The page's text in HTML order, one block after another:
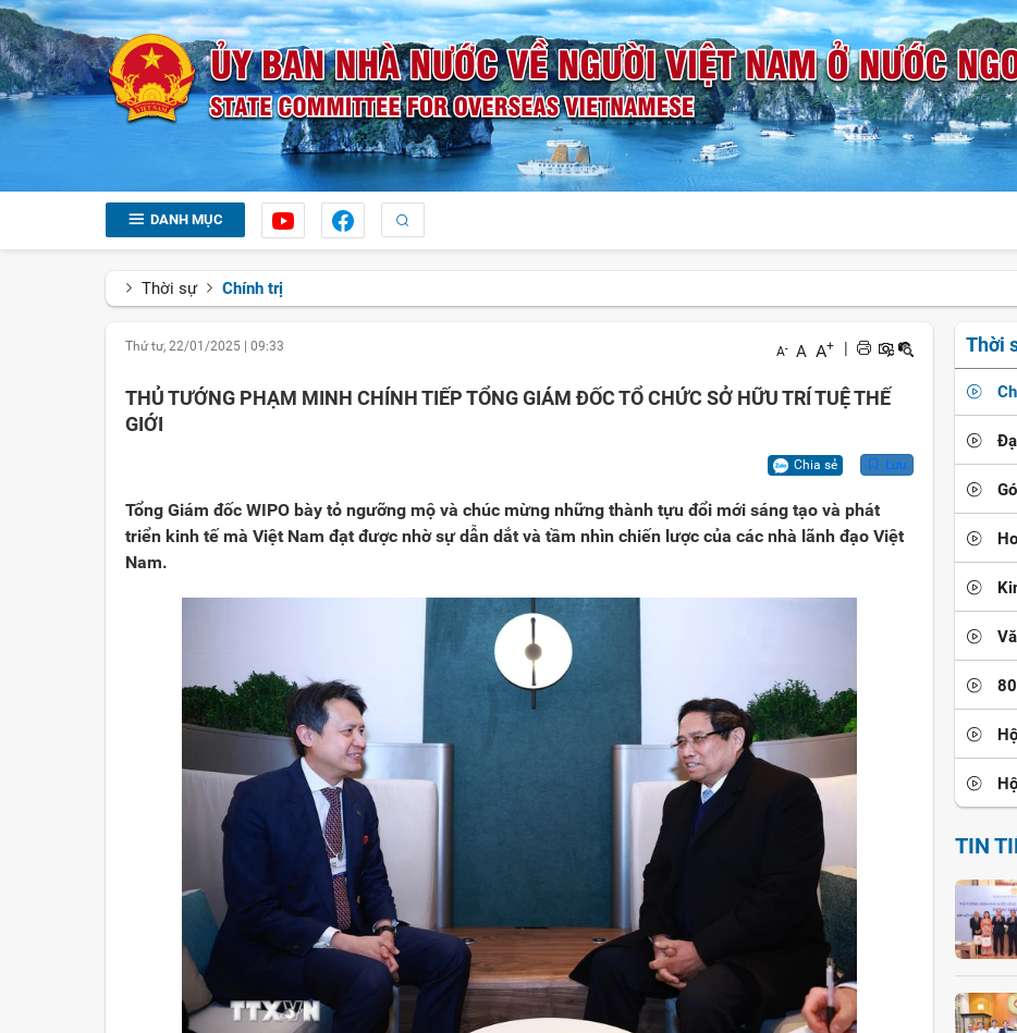
DANH MỤC
Thời sự Chính trị
Thứ tư, 22/01/2025 09:33 A- A A+ |
THỦ TƯỚNG PHẠM MINH CHÍNH TIẾP TỔNG GIÁM ĐỐC TỔ CHỨC SỞ HỮU TRÍ TUỆ THẾ
GIỚI
Chia sẻ Lưu
Tổng Giám đốc WIPO bày tỏ ngưỡng mộ và chúc mừng những thành tựu đổi mới sáng tạo và phát
triển kinh tế mà Việt Nam đạt được nhờ sự dẫn dắt và tầm nhìn chiến lược của các nhà lãnh đạo Việt
Nam.
Thời
TIN